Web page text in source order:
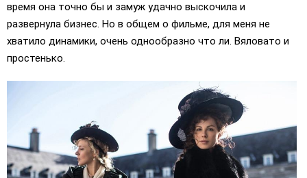
время она точно бы и замуж удачно выскочила и
развернула бизнес. Но в общем о фильме, для меня не
хватило динамики, очень однообразно что ли. Вяловато и
простенько.